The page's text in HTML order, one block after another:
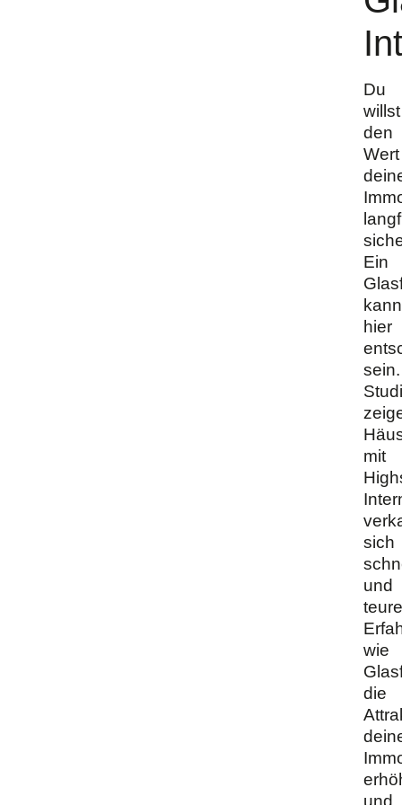
Du
willst
den
Wert
Ein
kann
hier
sein.
mit
sich
und
wie
die
und